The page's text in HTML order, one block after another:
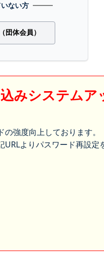
ない方
団体会員）
込みシステム
強度向上しております。
よりパスワード再設定